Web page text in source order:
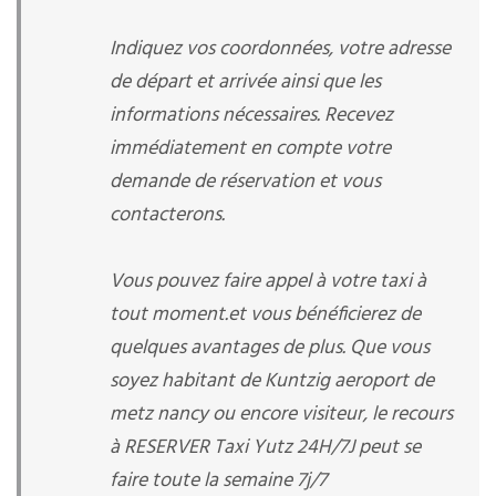
Indiquez vos coordonnées, votre adresse
de départ et arrivée ainsi que les
informations nécessaires. Recevez
immédiatement en compte votre
demande de réservation et vous
contacterons.
Vous pouvez faire appel à votre taxi à
tout moment.et vous bénéficierez de
quelques avantages de plus. Que vous
soyez habitant de Kuntzig aeroport de
metz nancy ou encore visiteur, le recours
à RESERVER Taxi Yutz 24H/7J peut se
faire toute la semaine 7j/7